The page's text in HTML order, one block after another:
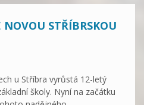
NOVOU STŘÍBRSKOU
u Stříbra vyrůstá 12-letý
školy. Nyní na začátku